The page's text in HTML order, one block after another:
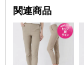
関連商品